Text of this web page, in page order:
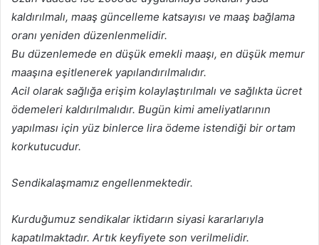
kaldırılmalı, maaş güncelleme katsayısı ve maaş bağlama
oranı yeniden düzenlenmelidir.
Bu düzenlemede en düşük emekli maaşı, en düşük memur
maaşına eşitlenerek yapılandırılmalıdır.
Acil olarak sağlığa erişim kolaylaştırılmalı ve sağlıkta ücret
ödemeleri kaldırılmalıdır. Bugün kimi ameliyatlarının
yapılması için yüz binlerce lira ödeme istendiği bir ortam
korkutucudur.
Sendikalaşmamız engellenmektedir.
Kurduğumuz sendikalar iktidarın siyasi kararlarıyla
kapatılmaktadır. Artık keyfiyete son verilmelidir.